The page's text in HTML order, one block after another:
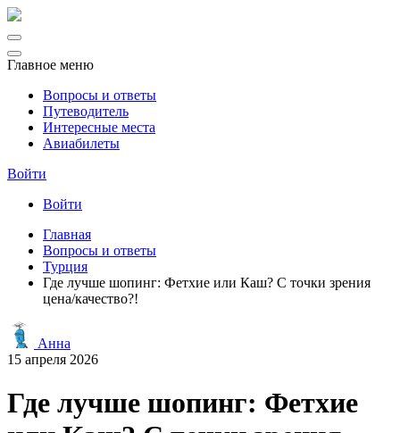
Главное меню
Вопросы и ответы
Путеводитель
Интересные места
Авиабилеты
Войти
Войти
Главная
Вопросы и ответы
Турция
Где лучше шопинг: Фетхие или Каш? С точки зрения
цена/качество?!
Анна
15 апреля 2026
Где лучше шопинг: Фетхие